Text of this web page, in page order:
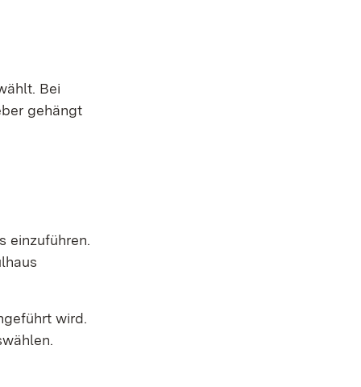
Bei
gehängt
einzuführen.
wird.